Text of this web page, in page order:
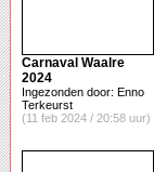
Carnaval Waalre
2024
Ingezonden door: Enno
Terkeurst
(11 feb 2024 / 20:58 uur)